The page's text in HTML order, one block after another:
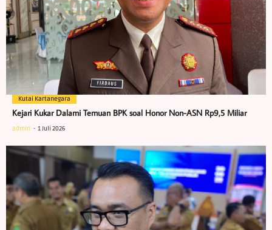
Kutai Kartanegara
Kejari Kukar Dalami Temuan BPK soal Honor Non-ASN Rp9,5 Miliar
admin 1 Juli 2026